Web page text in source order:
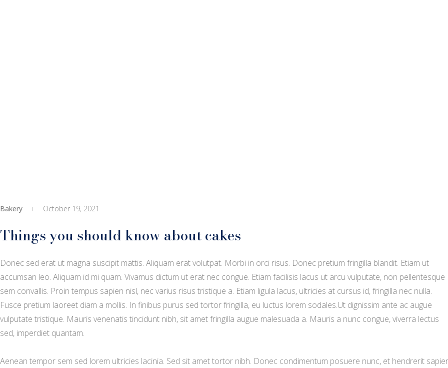
Bakery October 19, 2021
Things you should know about cakes
Donec sed erat ut magna suscipit mattis. Aliquam erat volutpat. Morbi in orci risus. Donec pretium fringilla blandit. Etiam ut
accumsan leo. Aliquam id mi quam. Vivamus dictum ut erat nec congue. Etiam facilisis lacus ut arcu vulputate, non pellentesque
sem convallis. Proin tempus sapien nisl, nec varius risus tristique a. Etiam ligula lacus, ultricies at cursus id, fringilla nec nulla.
Fusce pretium laoreet diam a mollis. In finibus purus sed tortor fringilla, eu luctus lorem sodales.Ut dignissim ante ac augue
vulputate tristique. Mauris venenatis tincidunt nibh, sit amet fringilla augue malesuada a. Mauris a nunc congue, viverra lectus
sed, imperdiet quantam.
Aenean tempor sem sed lorem ultricies lacinia. Sed sit amet tortor nibh. Donec condimentum posuere nunc, et hendrerit